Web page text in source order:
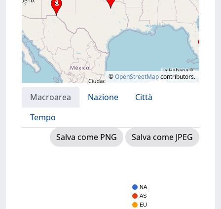
©OpenStreetMapcontributors.
Macroarea Nazione
Città
Tempo
Salva come PNG
Salva come JPEG
NA
AS
EU